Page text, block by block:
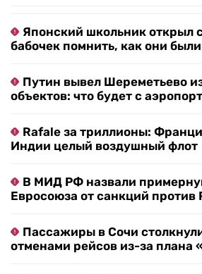
Японский школьник открыл
бабочек помнить, как они
Путин вывел Шереметьево
объектов: что будет с
Rafale за триллионы:
Индии целый воздушный флот
В МИД РФ назвали
Евросоюза от санкций против
Пассажиры в Сочи
отменами рейсов из-за плана